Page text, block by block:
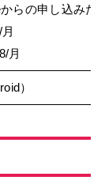
らの申し込みだ
月
）